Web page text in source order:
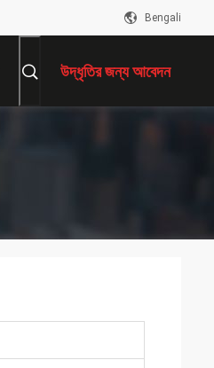
Bengali
উদ্ধৃতির জন্য আবেদন